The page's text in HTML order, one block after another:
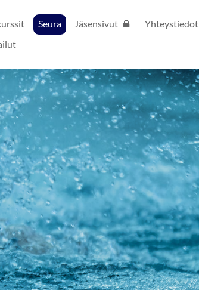
Seura Jäsensivut
Yhteystiedot